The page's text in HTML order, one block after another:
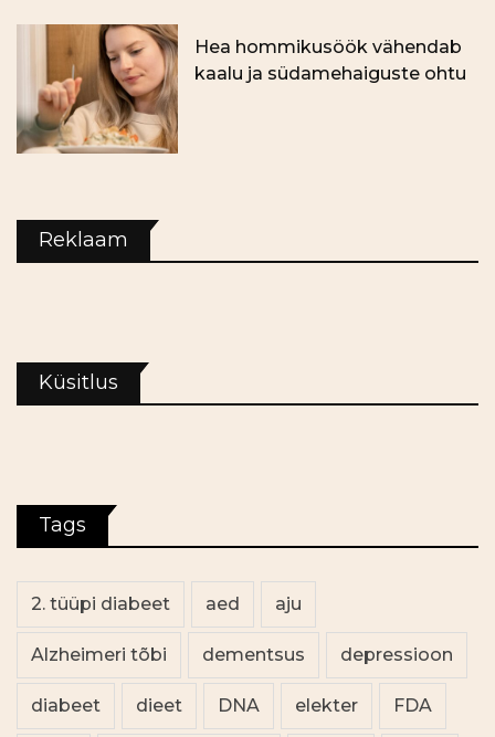
Hea hommikusöök vähendab
kaalu ja südamehaiguste ohtu
Reklaam
Küsitlus
Tags
2. tüüpi diabeet aed aju
Alzheimeri tõbi dementsus depressioon
diabeet dieet DNA elekter FDA